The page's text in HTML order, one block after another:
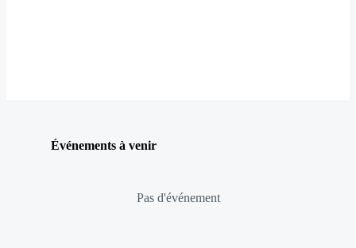
Événements à venir
Pas d'événement